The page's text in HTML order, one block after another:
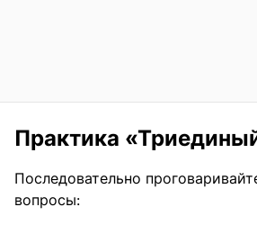
Практика
Последовательно
вопросы: